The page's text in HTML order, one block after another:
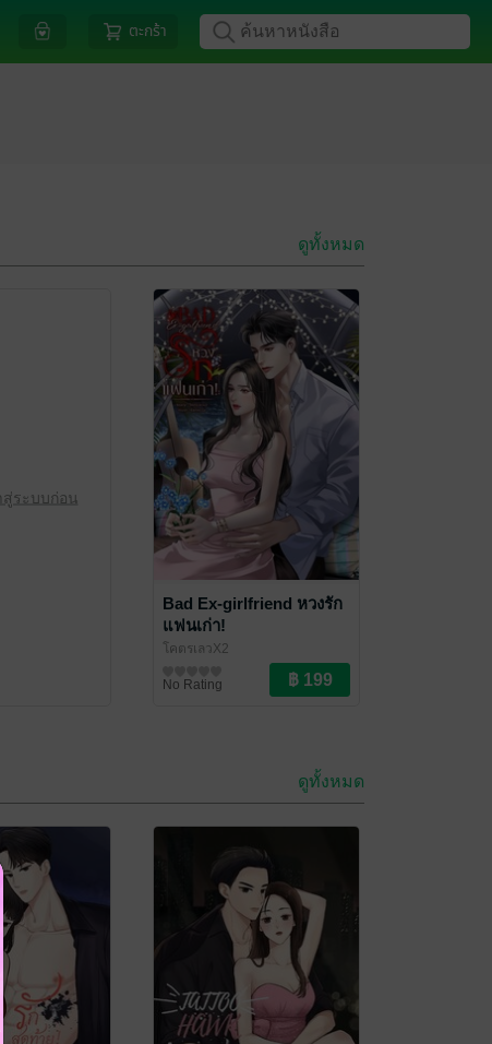
ตะกร้า
ดูทั้งหมด
ระบบก่อน
Bad Ex-girlfriend หวงรัก
แฟนเก่า!
โคตรเลวX2
No Rating
ดูทั้งหมด